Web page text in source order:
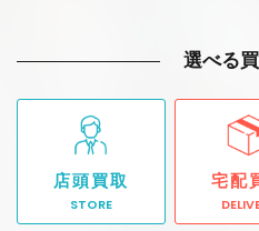
選べる
店頭買取
STORE
宅配